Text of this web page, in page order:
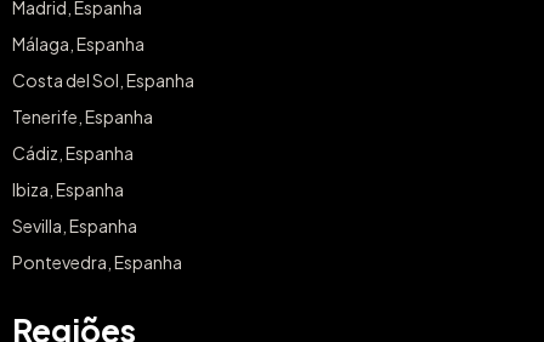
Cádiz, Espanha
Ibiza, Espanha
Sevilla, Espanha
Pontevedra, Espanha
Regiões
Catalunha, Espanha